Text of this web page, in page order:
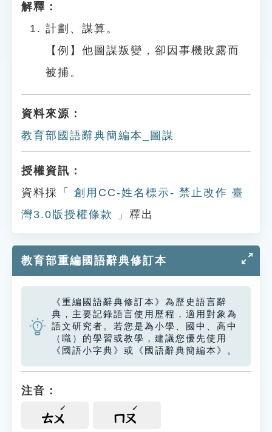
解釋：
計劃、謀算。
【例】他圖謀叛變，卻因事機敗露而
被捕。
資料來源：
教育部國語辭典簡編本_圖謀
授權資訊：
資料採「
創用CC-姓名標示- 禁止改作 臺
灣3.0版授權條款
」釋出
教育部重編國語辭典修訂本
《重編國語辭典修訂本》為歷史語言辭
典，主要記錄語言使用歷程，適用對象為
語文研究者。若您是為小學、國中、高中
（職）的學習或教學，建議您優先使用
《國語小字典》或《國語辭典簡編本》。
注音：
ㄊㄨ ㄇㄡ